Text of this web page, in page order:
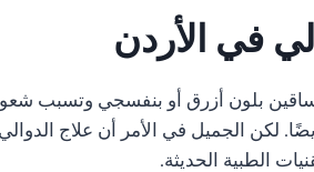
في الأردن
بلون أزرق أو بنفسجي وتسبب
لكن الجميل في الأمر أن علاج
الطبية الحديثة.